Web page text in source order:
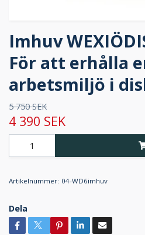
Imhuv
För att erhålla
arbetsmiljö i
5 750 SEK
4 390 SEK
Artikelnummer: 04-WD6imhuv
Dela